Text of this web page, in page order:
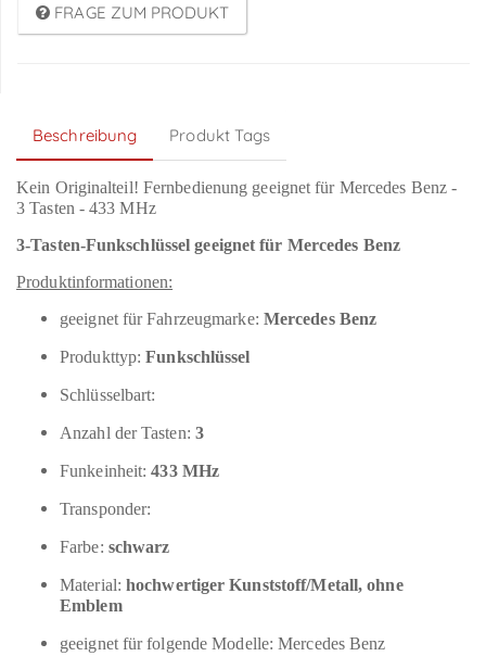
FRAGE ZUM PRODUKT
Beschreibung Produkt Tags
Kein Originalteil! Fernbedienung geeignet für Mercedes Benz -
3 Tasten - 433 MHz
3-Tasten-Funkschlüssel geeignet für Mercedes Benz
Produktinformationen:
geeignet für Fahrzeugmarke: Mercedes Benz
Produkttyp:Funkschlüssel
Schlüsselbart:
Anzahl der Tasten: 3
Funkeinheit:433 MHz
Transponder:
Farbe: schwarz
Material: hochwertiger Kunststoff/Metall, ohne
Emblem
geeignet für folgende Modelle: Mercedes Benz